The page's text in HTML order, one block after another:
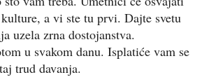
a vi ste tu prvi. Dajte svetu
uzela zrna dostojanstva.
u svakom danu. Isplatiće vam se
trud davanja.